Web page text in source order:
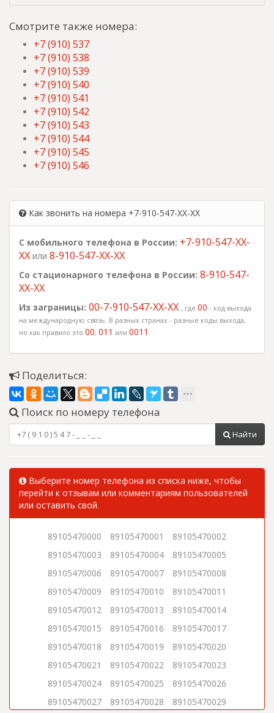
Смотрите также номера:
+7 (910) 537
+7 (910) 538
+7 (910) 539
+7 (910) 540
+7 (910) 541
+7 (910) 542
+7 (910) 543
+7 (910) 544
+7 (910) 545
+7 (910) 546
Как звонить на номера +7-910-547-XX-XX
С мобильного телефона в России: +7-910-547-XX-
XX или 8-910-547-XX-XX
Со стационарного телефона в России: 8-910-547-
XX-XX
Из заграницы: 00-7-910-547-XX-XX , где 00 - код выхода
на международную связь. В разных странах - разные коды выхода,
но как правило это 00, 011 или 0011 .
Поделиться:
Поиск по номеру телефона
Найти
Выберите номер телефона из списка ниже, чтобы
перейти к отзывам или комментариям пользователей
или оставить свой.
89105470000 89105470001
89105470002
89105470003
89105470004
89105470005
89105470006
89105470007
89105470008
89105470009
89105470010
89105470011
89105470012
89105470013
89105470014
89105470015
89105470016
89105470017
89105470018
89105470019
89105470020
89105470021
89105470022
89105470023
89105470024
89105470025
89105470026
89105470027
89105470028 89105470029